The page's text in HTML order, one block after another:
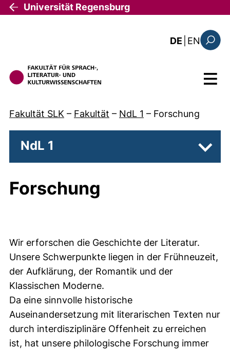
Direkt zum Inhalt
Universität Regensburg
DE EN: this
Menü
Fakultät SLK – Fakultät – NdL 1 – Forschung
NdL 1
Forschung
Wir erforschen die Geschichte der Literatur.
Unsere Schwerpunkte liegen in der Frühneuzeit,
der Aufklärung, der Romantik und der
Klassischen Moderne.
Da eine sinnvolle historische
Auseinandersetzung mit literarischen Texten nur
durch interdisziplinäre Offenheit zu erreichen
ist, hat unsere philologische Forschung immer